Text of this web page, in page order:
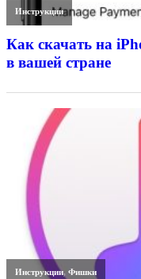
Инструкции
Как скачать на
в вашей стране
Инструкции,Фишки